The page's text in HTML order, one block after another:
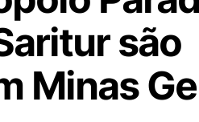
são
Minas